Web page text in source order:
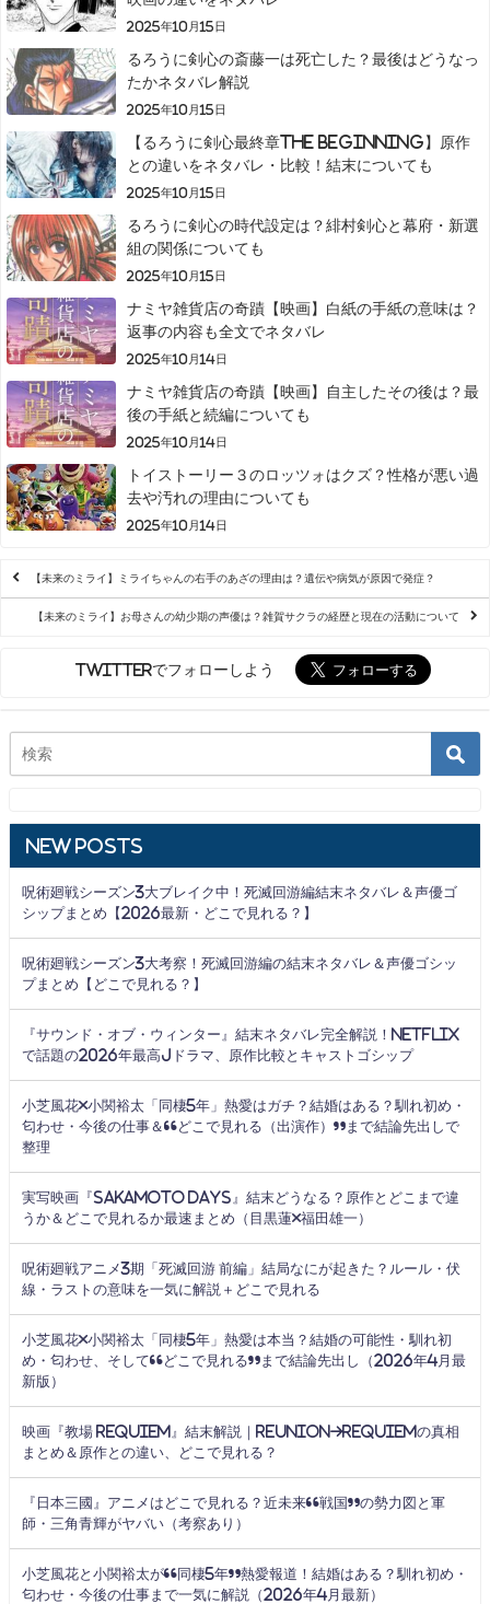
2025年10月15日
るろうに剣心の斎藤一は死亡した？最後はどうなっ
たかネタバレ解説
2025年10月15日
【るろうに剣心最終章The Beginning】原作
との違いをネタバレ・比較！結末についても
2025年10月15日
るろうに剣心の時代設定は？緋村剣心と幕府・新選
組の関係についても
2025年10月15日
ナミヤ雑貨店の奇蹟【映画】白紙の手紙の意味は？
返事の内容も全文でネタバレ
2025年10月14日
ナミヤ雑貨店の奇蹟【映画】自主したその後は？最
後の手紙と続編についても
2025年10月14日
トイストーリー３のロッツォはクズ？性格が悪い過
去や汚れの理由についても
2025年10月14日
【未来のミライ】ミライちゃんの右手のあざの理由は？遺伝や病気が原因で発症？
【未来のミライ】お母さんの幼少期の声優は？雑賀サクラの経歴と現在の活動について
Twitterでフォローしよう
New Posts
呪術廻戦シーズン3大ブレイク中！死滅回游編結末ネタバレ＆声優ゴ
シップまとめ【2026最新・どこで見れる？】
呪術廻戦シーズン3大考察！死滅回游編の結末ネタバレ＆声優ゴシッ
プまとめ【どこで見れる？】
『サウンド・オブ・ウィンター』結末ネタバレ完全解説！Netflix
で話題の2026年最高Jドラマ、原作比較とキャストゴシップ
小芝風花×小関裕太「同棲5年」熱愛はガチ？結婚はある？馴れ初め・
匂わせ・今後の仕事＆“どこで見れる（出演作）”まで結論先出しで
整理
実写映画『SAKAMOTO DAYS』結末どうなる？原作とどこまで違
うか＆どこで見れるか最速まとめ（目黒蓮×福田雄一）
呪術廻戦アニメ3期「死滅回游 前編」結局なにが起きた？ルール・伏
線・ラストの意味を一気に解説＋どこで見れる
小芝風花×小関裕太「同棲5年」熱愛は本当？結婚の可能性・馴れ初
め・匂わせ、そして“どこで見れる”まで結論先出し（2026年4月最
新版）
映画『教場 Requiem』結末解説｜Reunion→Requiemの真相
まとめ＆原作との違い、どこで見れる？
『日本三國』アニメはどこで見れる？近未来“戦国”の勢力図と軍
師・三角青輝がヤバい（考察あり）
小芝風花と小関裕太が“同棲5年”熱愛報道！結婚はある？馴れ初め・
匂わせ・今後の仕事まで一気に解説（2026年4月最新）